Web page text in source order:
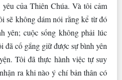
của Thiên Chúa. Và tôi cảm
sẽ không dám nói rằng kể từ đó
yên; cuộc sống không phải lúc
đã cố gắng giữ được sự bình yên
Tôi đã thực hành việc tự suy
ra khi nào ý chí bản thân có